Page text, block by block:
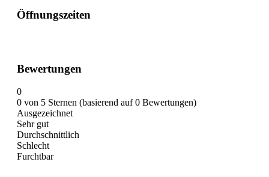
Öffnungszeiten
Bewertungen
0
0 von 5 Sternen (basierend auf 0 Bewertungen)
Ausgezeichnet
Sehr gut
Durchschnittlich
Schlecht
Furchtbar